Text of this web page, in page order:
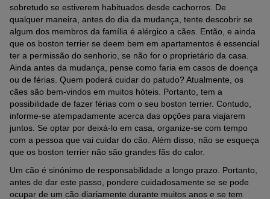
sobretudo se estiverem habituados desde cachorros. De
qualquer maneira, antes do dia da mudança, tente descobrir se
algum dos membros da família é alérgico a cães. Então, e ainda
que os boston terrier se deem bem em apartamentos é essencial
ter a permissão do senhorio, se não for o proprietário da casa.
Ainda antes da mudança, pense como faria em casos de doença
ou de férias. Quem poderá cuidar do patudo? Atualmente, os
cães são bem-vindos em muitos hóteis. Portanto, tem a
possibilidade de fazer férias com o seu boston terrier. Contudo,
informe-se atempadamente acerca das opções para viajarem
juntos. Se optar por deixá-lo em casa, organize-se com tempo
com a pessoa que vai cuidar do cão. Além disso, não se esqueça
que os boston terrier não são grandes fãs do calor.
Um cão é sinónimo de responsabilidade a longo prazo. Portanto,
antes de dar este passo, pondere cuidadosamente se se pode
ocupar de um cão diariamente durante muitos anos e se tem